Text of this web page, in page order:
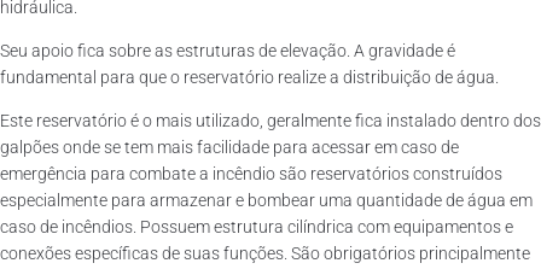
hidráulica.
Seu apoio fica sobre as estruturas de elevação. A gravidade é
fundamental para que o reservatório realize a distribuição de água.
Este reservatório é o mais utilizado, geralmente fica instalado dentro dos
galpões onde se tem mais facilidade para acessar em caso de
emergência para combate a incêndio são reservatórios construídos
especialmente para armazenar e bombear uma quantidade de água em
caso de incêndios. Possuem estrutura cilíndrica com equipamentos e
conexões específicas de suas funções. São obrigatórios principalmente